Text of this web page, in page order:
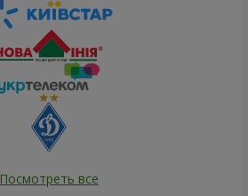
Посмотреть все